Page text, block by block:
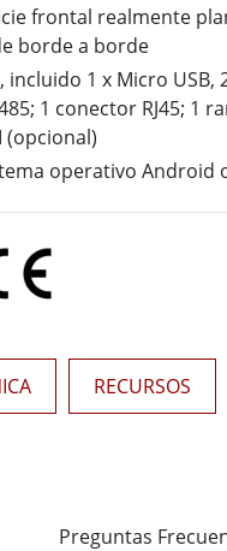
Grado
Pantalla de
frontal realmente
borde a borde
incluido 1 x Micro USB,
1 conector RJ45; 1
(opcional)
operativo Android
RECURSOS
Preguntas